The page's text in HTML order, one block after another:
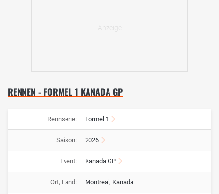
RENNEN - FORMEL 1 KANADA GP
Rennserie: Formel 1
Saison: 2026
Event: Kanada GP
Ort, Land: Montreal, Kanada